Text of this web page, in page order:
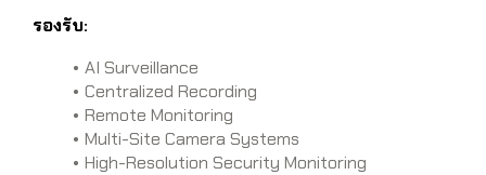
รองรับ:
AI Surveillance
Centralized Recording
Remote Monitoring
Multi-Site Camera Systems
High-Resolution Security Monitoring